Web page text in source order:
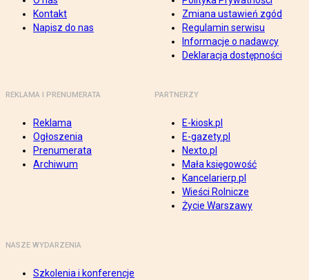
Kontakt
Napisz do nas
Zmiana ustawień zgód
Regulamin serwisu
Informacje o nadawcy
Deklaracja dostępności
REKLAMA I PRENUMERATA
Reklama
Ogłoszenia
Prenumerata
Archiwum
PARTNERZY
E-kiosk.pl
E-gazety.pl
Nexto.pl
Mała księgowość
Kancelarierp.pl
Wieści Rolnicze
Życie Warszawy
NASZE WYDARZENIA
Szkolenia i konferencje